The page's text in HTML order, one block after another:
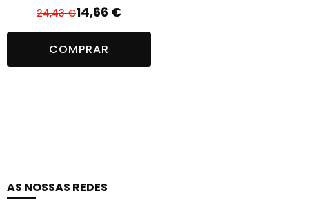
24,43€O
preço
original
era:
14,66 €
O
preço
atual
é:
COMPRAR
AS NOSSAS REDES